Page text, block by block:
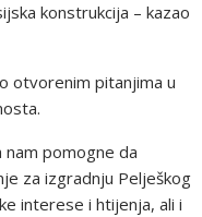
konstrukcija – kazao
otvorenim pitanjima u
nam pomogne da
za izgradnju Pelješkog
interese i htijenja, ali i